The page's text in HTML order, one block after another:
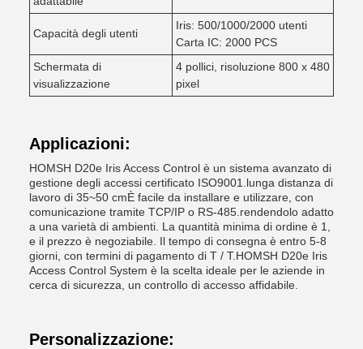
Capacità degli utenti
Iris: 500/1000/2000 utenti
Carta IC: 2000 PCS
Schermata di
visualizzazione
4 pollici, risoluzione 800 x 480
pixel
Applicazioni:
HOMSH D20e Iris Access Control è un sistema avanzato di
gestione degli accessi certificato ISO9001.lunga distanza di
lavoro di 35~50 cmÈ facile da installare e utilizzare, con
comunicazione tramite TCP/IP o RS-485.rendendolo adatto
a una varietà di ambienti. La quantità minima di ordine è 1,
e il prezzo è negoziabile. Il tempo di consegna è entro 5-8
giorni, con termini di pagamento di T / T.HOMSH D20e Iris
Access Control System è la scelta ideale per le aziende in
cerca di sicurezza, un controllo di accesso affidabile.
Personalizzazione: